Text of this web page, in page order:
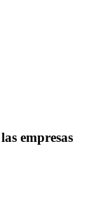
empresas